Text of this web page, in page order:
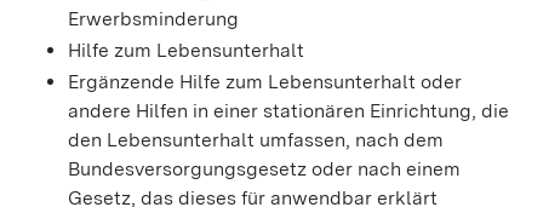
Erwerbsminderung
Hilfe zum Lebensunterhalt
Ergänzende Hilfe zum Lebensunterhalt oder
andere Hilfen in einer stationären Einrichtung, die
den Lebensunterhalt umfassen, nach dem
Bundesversorgungsgesetz oder nach einem
Gesetz, das dieses für anwendbar erklärt